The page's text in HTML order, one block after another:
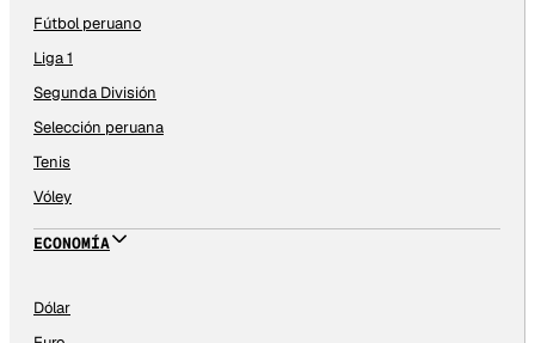
Fútbol peruano
Liga 1
Segunda División
Selección peruana
Tenis
Vóley
ECONOMÍA
Dólar